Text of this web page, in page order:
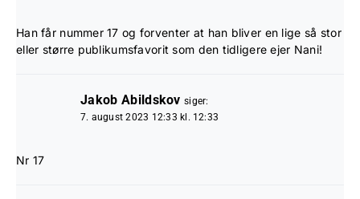
Han får nummer 17 og forventer at han bliver en lige så stor
eller større publikumsfavorit som den tidligere ejer Nani!
Jakob Abildskov siger:
7. august 2023 12:33 kl. 12:33
Nr 17